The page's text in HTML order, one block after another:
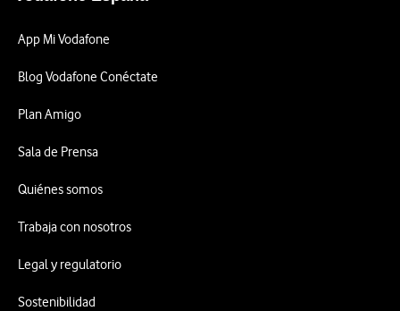
App Mi Vodafone
Blog Vodafone Conéctate
Plan Amigo
Sala de Prensa
Quiénes somos
Trabaja con nosotros
Legal y regulatorio
Sostenibilidad